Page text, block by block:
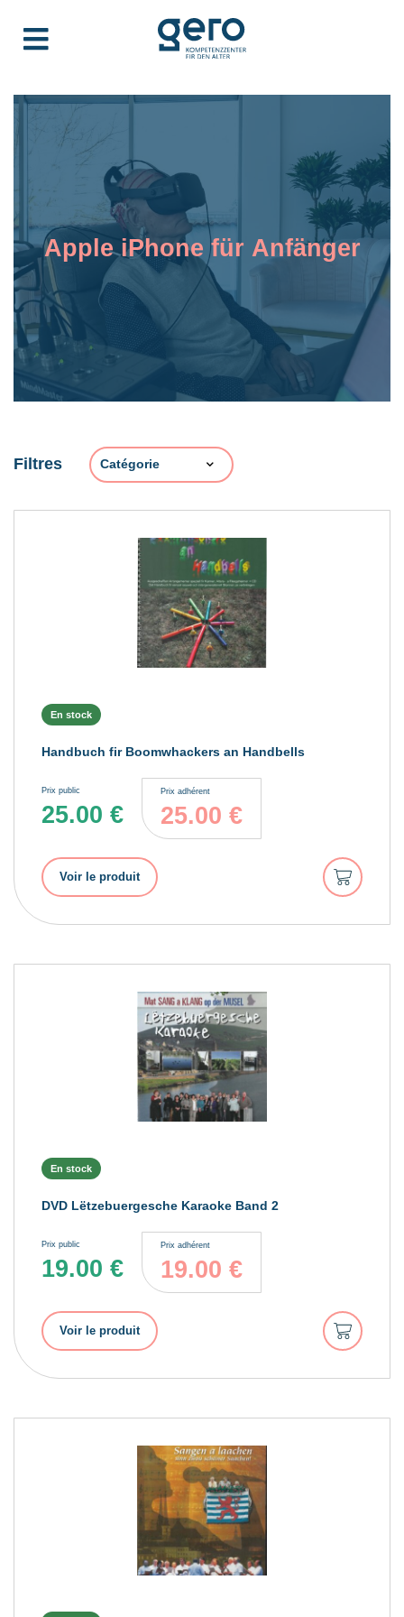
Apple iPhone für Anfänger
Filtres
En stock
Handbuch fir Boomwhackers an Handbells
Prix public
25.00 €
Prix adhérent
25.00 €
Voir le produit
Ajouter
au
panier
En stock
DVD Lëtzebuergesche Karaoke Band 2
Prix public
19.00 €
Prix adhérent
19.00 €
Voir le produit
Ajouter
au
panier